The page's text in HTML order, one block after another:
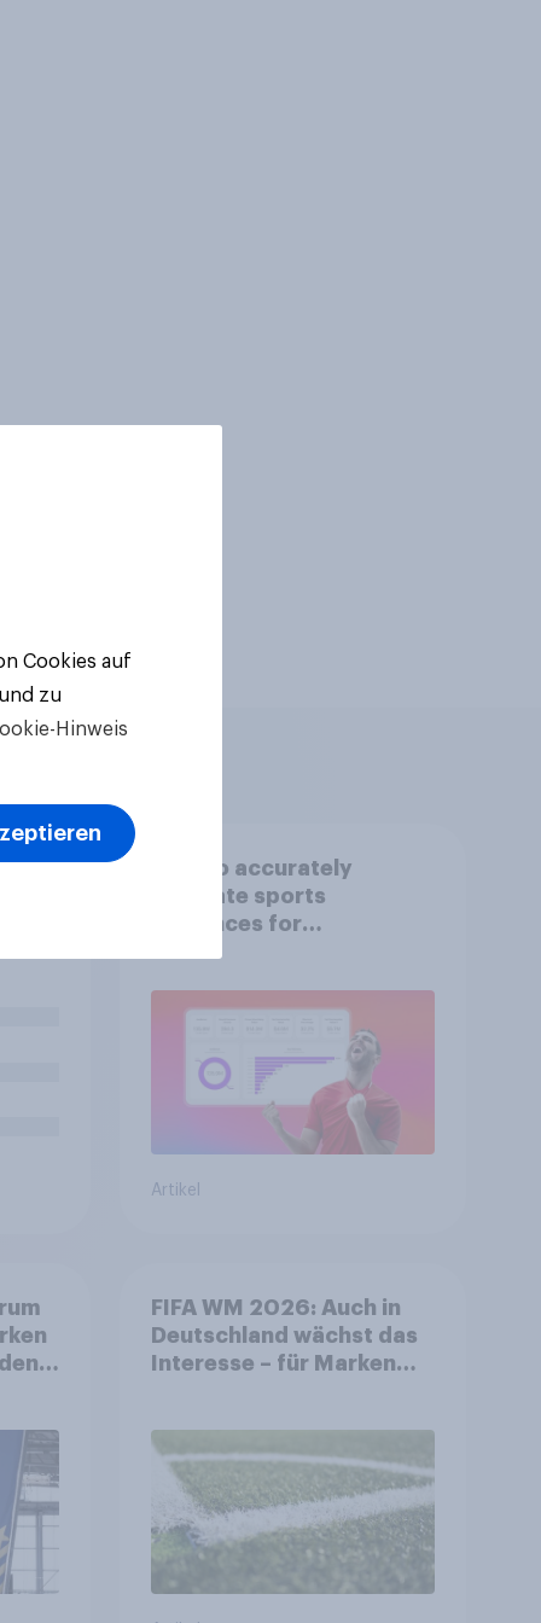
How to accurately
estimate sports
audiences for
Artikel
FIFA WM 2026: Auch in
Deutschland wächst das
Interesse – für Marken
Cookies auf
zu
Hinweis